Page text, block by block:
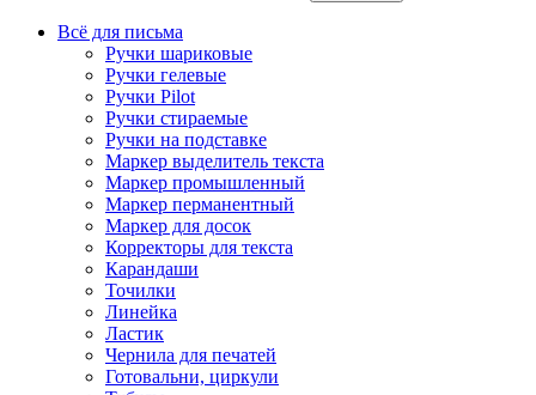
Всё для письма
Ручки шариковые
Ручки гелевые
Ручки Pilot
Ручки стираемые
Ручки на подставке
Маркер выделитель текста
Маркер промышленный
Маркер перманентный
Маркер для досок
Корректоры для текста
Карандаши
Точилки
Линейка
Ластик
Чернила для печатей
Готовальни, циркули